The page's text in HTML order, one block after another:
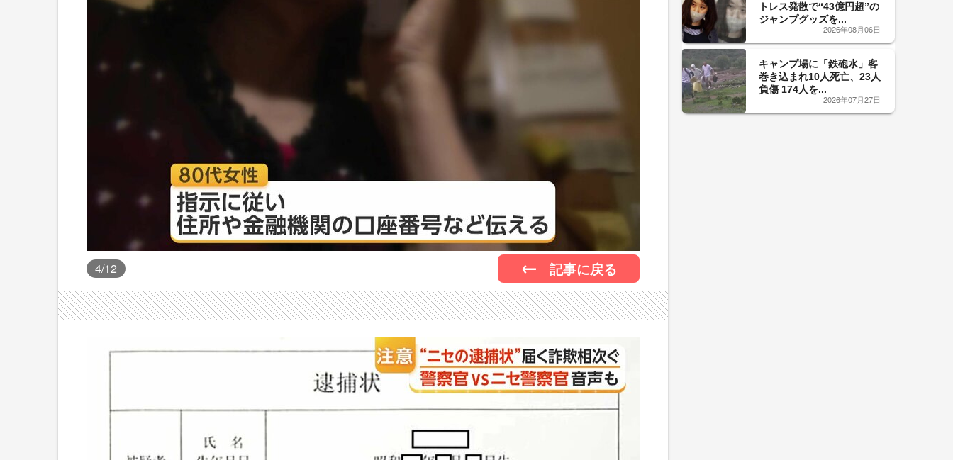
4/12 記事に戻る
トレス発散で“43億円超”の
ジャンプグッズを...
2026年08月06日
キャンプ場に「鉄砲水」客
巻き込まれ10人死亡、23人
負傷 174人を...
2026年07月27日